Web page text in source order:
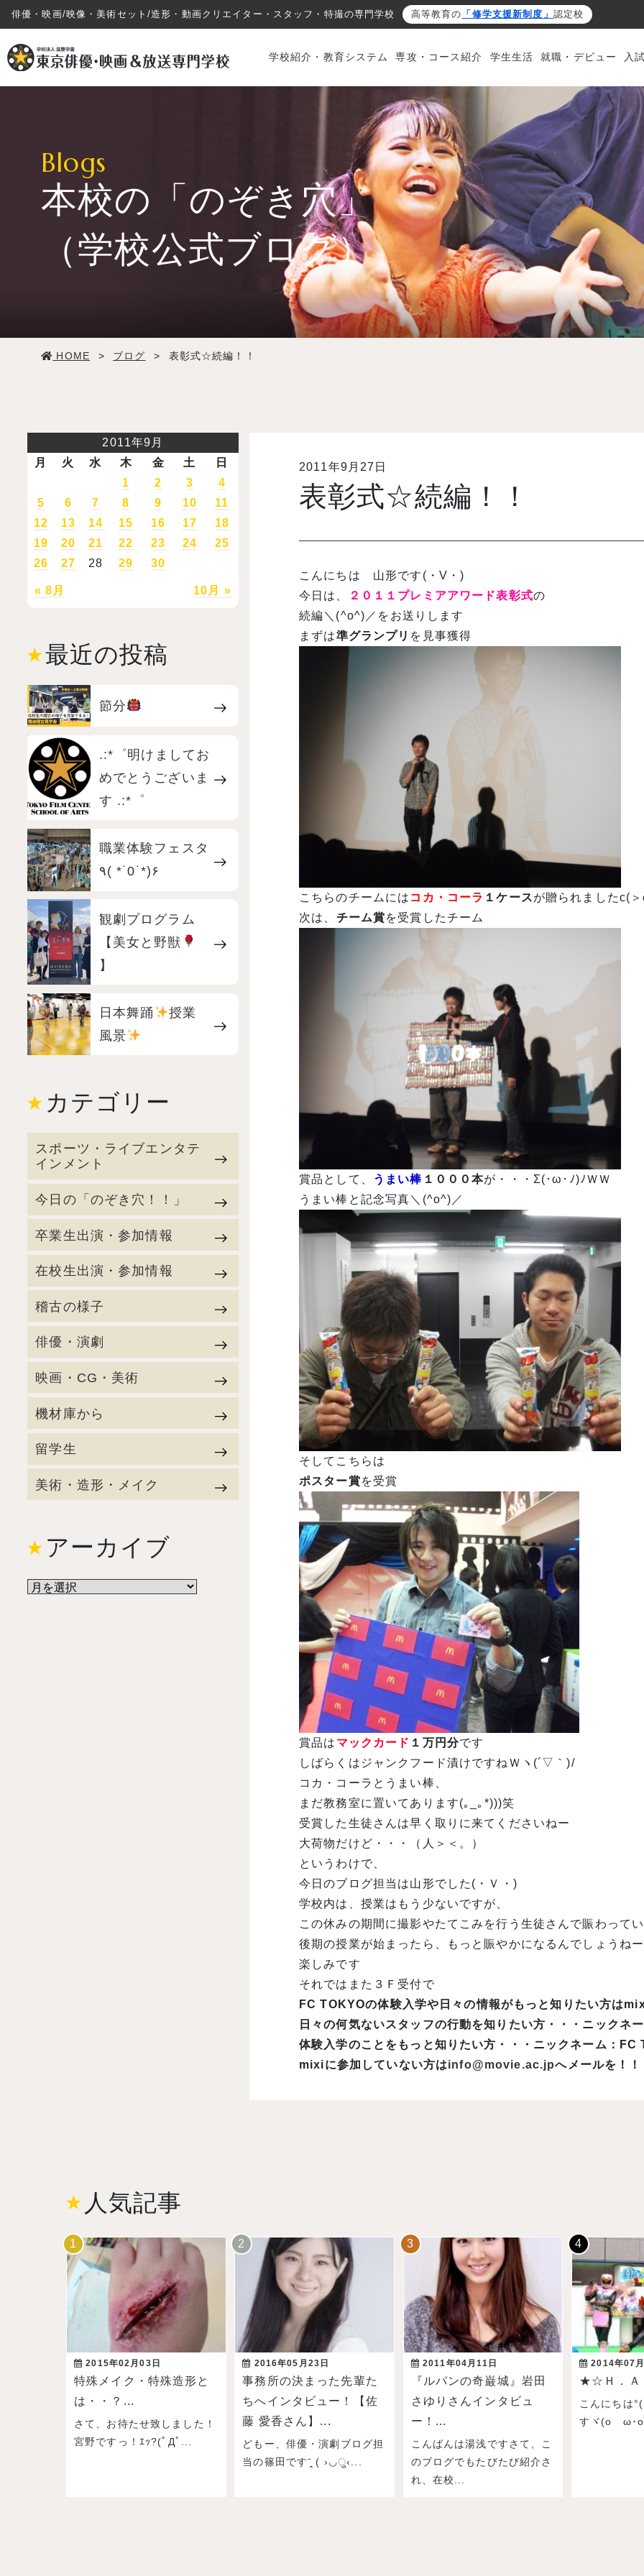
俳優・映画/映像・美術セット/造形・動画クリエイター・スタッフ・特撮の専門学校 高等教育の 「修学支援新制度」 認定校
学校紹介・教育システム 専攻・コース紹介 学生生活 就職・デビュー 入
専攻・コース紹介
学校情報
オープンキャンパス
Blogs
本校の「のぞき穴」
（学校公式ブログ）
HOME > ブログ > 表彰式☆続編！！
2011年9月27日
表彰式☆続編！！
こんにちは 山形です(・V・)
今日は、
２０１１プレミアアワード表彰式の
続編＼(^o^)／をお送りします
まずは準グランプリ を見事獲得
こちらのチームには コカ・コーラ １ケースが贈られましたc(
次は、 チーム賞を受賞したチーム
賞品として、 うまい棒 １０００本が・・・Σ(･ω･ﾉ)ﾉＷＷ
うまい棒と記念写真＼(^o^)／
そしてこちらは
ポスター賞を受賞
賞品は マックカード １万円分です
しばらくはジャンクフード漬けですねＷヽ(´▽｀)/
コカ・コーラとうまい棒、
まだ教務室に置いてあります(｡_｡*)))笑
受賞した生徒さんは早く取りに来てくださいねー
大荷物だけど・・・（人＞＜。）
というわけで、
今日のブログ担当は山形でした(・Ｖ・)
学校内は、授業はもう少ないですが、
この休みの期間に撮影やたてこみを行う生徒さんで賑わって
後期の授業が始まったら、もっと賑やかになるんでしょうね
楽しみです
それではまた３Ｆ受付で
FC TOKYOの体験入学や日々の情報がもっと知りたい方は
日々の何気ないスタッフの行動を知りたい方・・・ニックネ
体験入学のことをもっと知りたい方・・・ニックネーム：FC
mixiに参加していない方はinfo@movie.ac.jpへメールを！！
2011年9月
月
火 水 木 金 土 日
« 8月 10月 »
1 2 3
4
5
6 7 8 9 10
11
12
13 14 15 16 17
18
19
20 21 22 23 24
25
26
27 28 29 30
最近の投稿
節分
.:*゜明けましてお
めでとうございま
す .:*゜
職業体験フェスタ
٩( *˙0˙*)۶
観劇プログラム
【美女と野獣
】
日本舞踊
授業
風景
カテゴリー
スポーツ・ライブエンタテ
インメント
今日の「のぞき穴！！」
卒業生出演・参加情報
在校生出演・参加情報
稽古の様子
俳優・演劇
映画・CG・美術
機材庫から
留学生
美術・造形・メイク
アーカイブ
人気記事
2015年02月03日
特殊メイク・特殊造形と
は・・？...
さて、お待たせ致しました！
宮野ですっ！ｴｯ?(ﾟДﾟ...
2016年05月23日
事務所の決まった先輩た
ちへインタビュー！【佐
藤 愛香さん】...
どもー、俳優・演劇ブログ担
当の篠田ですˉ̞̭ ( ›◡ु‹...
2011年04月11日
『ルパンの奇巌城』岩田
さゆりさんインタビュ
ー！...
こんばんは湯浅ですさて、こ
のブログでもたびたび紹介さ
れ、在校...
2014年07
★☆Ｈ．
こんにちは
すヾ(oゝω･